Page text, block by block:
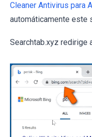
Cleaner Antivirus para
automáticamente este
Searchtab.xyz redirige